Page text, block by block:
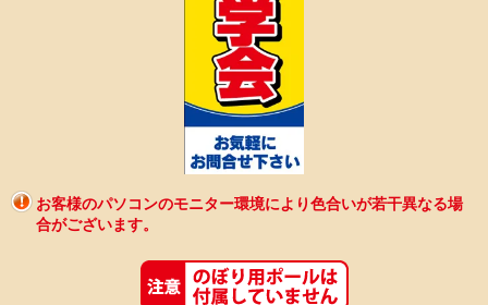
お客様のパソコンのモニター環境により色合いが若干異なる場
合がございます。